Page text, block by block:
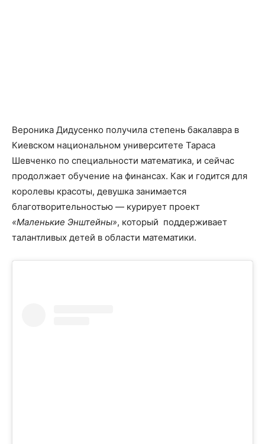
Вероника Дидусенко получила степень бакалавра в
Киевском национальном университете Тараса
Шевченко по специальности математика, и сейчас
продолжает обучение на финансах. Как и годится для
королевы красоты, девушка занимается
благотворительностью — курирует проект
«Маленькие Энштейны», который поддерживает
талантливых детей в области математики.